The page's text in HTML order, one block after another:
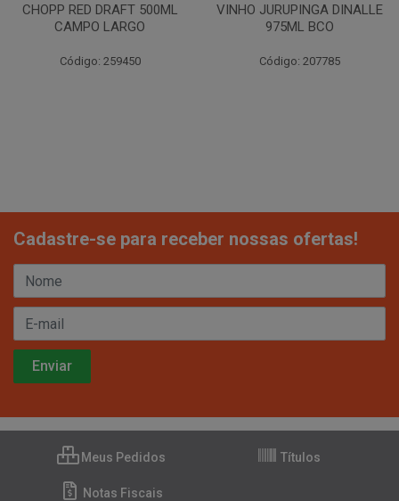
CHOPP RED DRAFT 500ML
CAMPO LARGO
Código: 259450
VINHO JURUPINGA DINALLE
975ML BCO
Código: 207785
Cadastre-se para receber nossas ofertas!
Meus Pedidos Títulos
Notas Fiscais